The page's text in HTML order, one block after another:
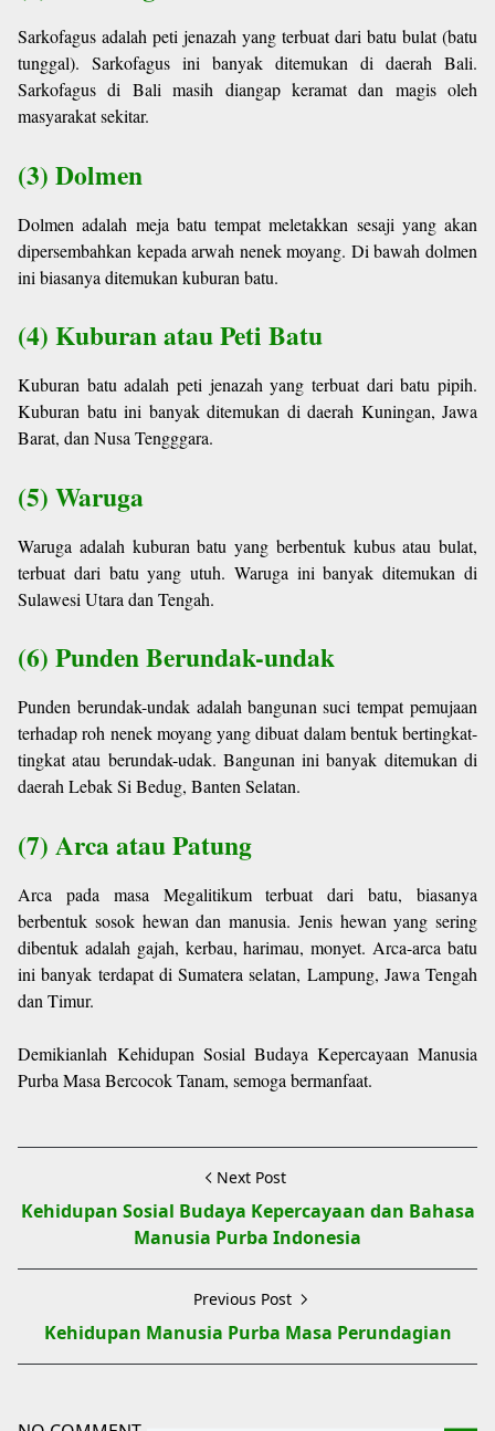
Sarkofagus adalah peti jenazah yang terbuat dari batu bulat (batu
tunggal). Sarkofagus ini banyak ditemukan di daerah Bali.
Sarkofagus di Bali masih diangap keramat dan magis oleh
masyarakat sekitar.
(3) Dolmen
Dolmen adalah meja batu tempat meletakkan sesaji yang akan
dipersembahkan kepada arwah nenek moyang. Di bawah dolmen
ini biasanya ditemukan kuburan batu.
(4) Kuburan atau Peti Batu
Kuburan batu adalah peti jenazah yang terbuat dari batu pipih.
Kuburan batu ini banyak ditemukan di daerah Kuningan, Jawa
Barat, dan Nusa Tengggara.
(5) Waruga
Waruga adalah kuburan batu yang berbentuk kubus atau bulat,
terbuat dari batu yang utuh. Waruga ini banyak ditemukan di
Sulawesi Utara dan Tengah.
(6) Punden Berundak-undak
Punden berundak-undak adalah bangunan suci tempat pemujaan
terhadap roh nenek moyang yang dibuat dalam bentuk bertingkat-
tingkat atau berundak-udak. Bangunan ini banyak ditemukan di
daerah Lebak Si Bedug, Banten Selatan.
(7) Arca atau Patung
Arca pada masa Megalitikum terbuat dari batu, biasanya
berbentuk sosok hewan dan manusia. Jenis hewan yang sering
dibentuk adalah gajah, kerbau, harimau, monyet. Arca-arca batu
ini banyak terdapat di Sumatera selatan, Lampung, Jawa Tengah
dan Timur.
Demikianlah Kehidupan Sosial Budaya Kepercayaan Manusia
Purba Masa Bercocok Tanam, semoga bermanfaat.
Next Post
Kehidupan Sosial Budaya Kepercayaan dan Bahasa
Manusia Purba Indonesia
Previous Post
Kehidupan Manusia Purba Masa Perundagian